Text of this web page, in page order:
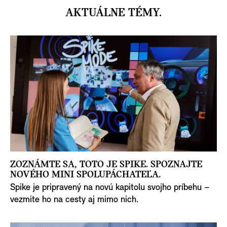
AKTUÁLNE TÉMY.
ZOZNÁMTE SA, TOTO JE SPIKE. SPOZNAJTE
NOVÉHO MINI SPOLUPÁCHATEĽA.
Spike je pripravený na novú kapitolu svojho príbehu –
vezmite ho na cesty aj mimo nich.